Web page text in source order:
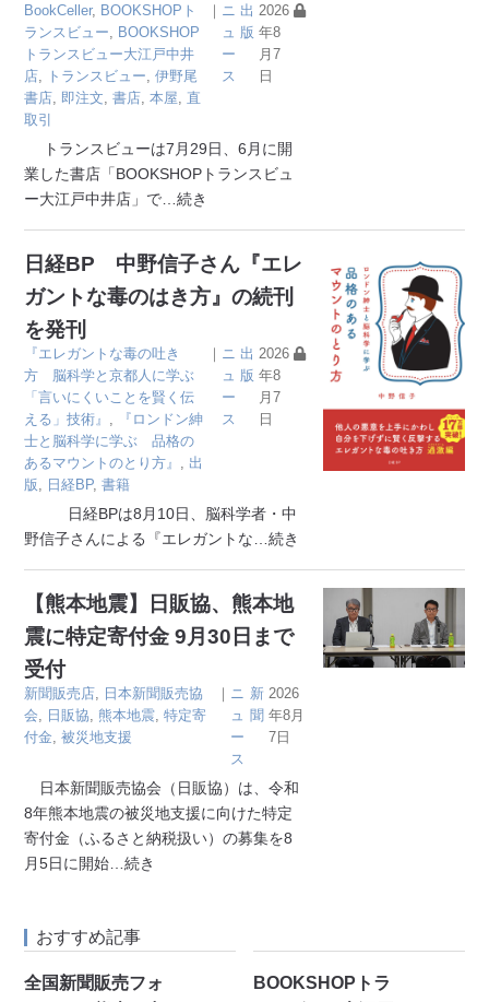
BookCeller, BOOKSHOPト
ランスビュー, BOOKSHOP
トランスビュー大江戸中井
店, トランスビュー,伊野尾
書店, 即注文,書店,本屋, 直
取引
｜ ニ
ュ
ー
ス
出
版
2026
年8
月7
日
トランスビューは7月29日、6月に開
業した書店「BOOKSHOPトランスビュ
ー大江戸中井店」で …続き
日経BP 中野信子さん『エレ
ガントな毒のはき方』の続刊
を発刊
『エレガントな毒の吐き
方 脳科学と京都人に学ぶ
「言いにくいことを賢く伝
える」技術』 ,
『ロンドン紳
士と脳科学に学ぶ 品格の
あるマウントのとり方』 , 出
版, 日経BP,書籍
｜ ニ
ュ
ー
ス
出
版
2026
年8
月7
日
日経BPは8月10日、脳科学者・中
野信子さんによる『エレガントな …続き
【熊本地震】日販協、熊本地
震に特定寄付金 9月30日まで
受付
新聞販売店, 日本新聞販売協
会, 日販協, 熊本地震,特定寄
付金,被災地支援
｜ ニ
ュ
ー
ス
新
聞
2026
年8月
7日
日本新聞販売協会（日販協）は、令和
8年熊本地震の被災地支援に向けた特定
寄付金（ふるさと納税扱い）の募集を8
月5日に開始 …続き
おすすめ記事
全国新聞販売フォ
BOOKSHOPトラ